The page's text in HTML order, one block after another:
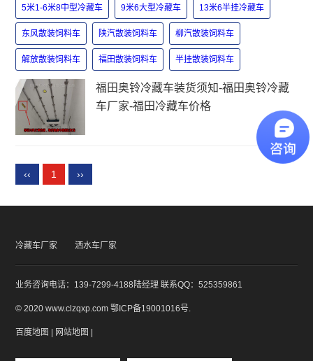
5米1-6米8中型冷藏车 9米6大型冷藏车 13米6半挂冷藏车
东风散装饲料车 陕汽散装饲料车 柳汽散装饲料车
解放散装饲料车 福田散装饲料车 半挂散装饲料车
福田奥铃冷藏车装货须知-福田奥铃冷藏
车厂家-福田冷藏车价格
‹‹ 1 ››
冷藏车厂家 洒水车厂家
业务咨询电话：139-7299-4188陆经理 联系QQ：525359861
© 2020 www.clzqxp.com鄂ICP备19001016号.
百度地图 网站地图